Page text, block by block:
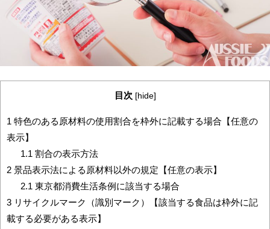
目次 [hide]
1 特色のある原材料の使用割合を枠外に記載する場合【任意の
表示】
1.1 割合の表示方法
2 景品表示法による原材料以外の規定【任意の表示】
2.1 東京都消費生活条例に該当する場合
3 リサイクルマーク（識別マーク）【該当する食品は枠外に記
載する必要がある表示】